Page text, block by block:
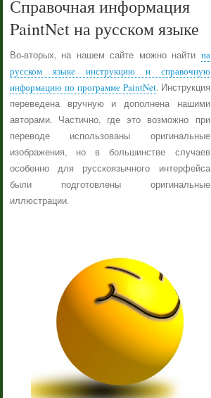
Справочная информация
PaintNet на русском языке
Во-вторых, на нашем сайте можно найти на
русском языке инструкцию и справочную
информацию по программе PaintNet. Инструкция
переведена вручную и дополнена нашими
авторами. Частично, где это возможно при
переводе использованы оригинальные
изображения, но в большинстве случаев
особенно для русскоязычного интерфейса
были подготовлены оригинальные
иллюстрации.